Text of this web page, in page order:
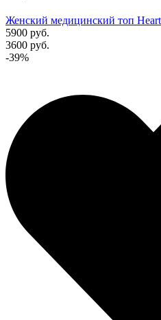
Женский медицинский топ
5900 руб.
3600 руб.
-39%